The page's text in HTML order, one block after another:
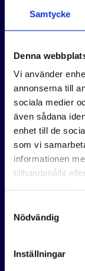
Samtycke
Denna
Vi använder
annonserna till
sociala medier
även sådana
enhet till de
som vi
informationen
tillhandahållit
Nödvändig
Inställningar